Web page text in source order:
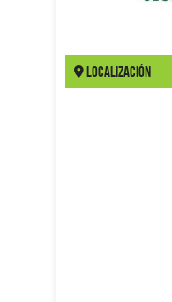
Localización